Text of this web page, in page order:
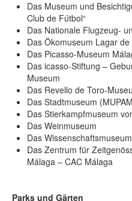
Das Museum und
Club de Fútbol“
Das Nationale Flugzeug-
Das Ökomuseum Lagar de
Das Picasso-Museum
Das icasso-Stiftung –
Museum
Das Revello de Toro-
Das Stadtmuseum
Das Stierkampfmuseum
Das Weinmuseum
Das
Das Zentrum für
Málaga – CAC Málaga
Parks und Gärten